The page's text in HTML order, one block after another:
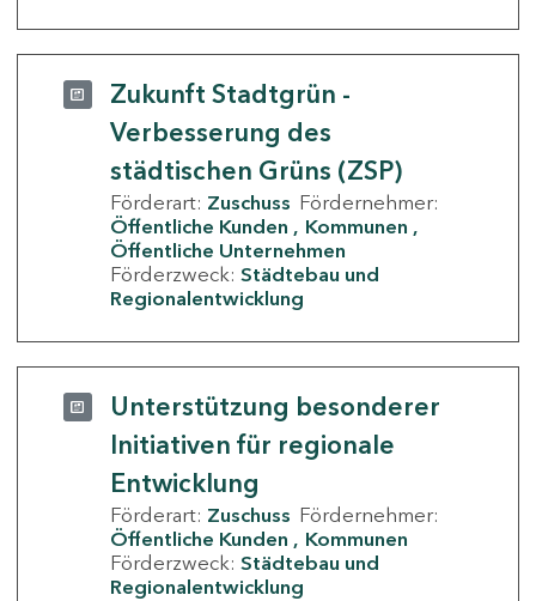
Zukunft Stadtgrün -
Verbesserung des
städtischen Grüns (ZSP)
Förderart: Zuschuss Fördernehmer:
Öffentliche Kunden
Kommunen
Öffentliche Unternehmen
Förderzweck: Städtebau und
Regionalentwicklung
Unterstützung besonderer
Initiativen für regionale
Entwicklung
Förderart: Zuschuss Fördernehmer:
Öffentliche Kunden
Kommunen
Förderzweck: Städtebau und
Regionalentwicklung